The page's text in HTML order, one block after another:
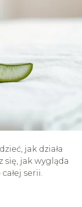
jak działa
się, jak wygląda
serii.